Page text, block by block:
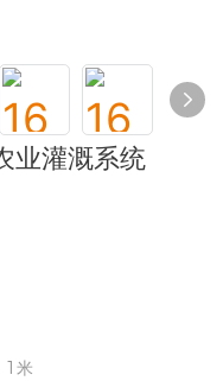
业灌溉系统
1米